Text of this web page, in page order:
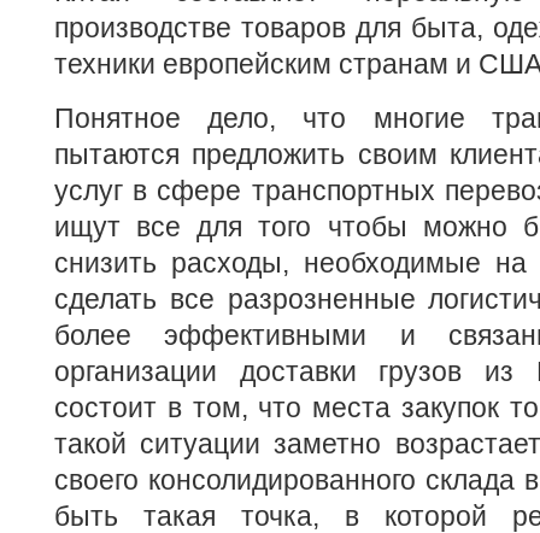
производстве товаров для быта,
техники европейским странам и
Понятное дело, что многие
пытаются предложить своим
услуг в сфере транспортных
ищут все для того чтобы можно
снизить расходы, необходимые на
сделать все разрозненные
более эффективными и
организации доставки грузов
состоит в том, что места закупок
такой ситуации заметно
своего консолидированного
быть такая точка, в которой